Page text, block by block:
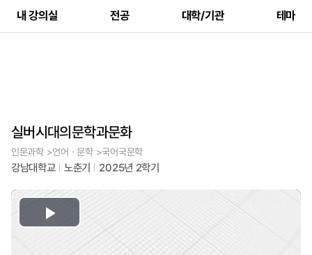
내 강의실 전공 대학/기관 테마
실버시대의문학과문화
인문과학 >언어ㆍ문학 >국어국문학
강남대학교 노춘기 2025년 2학기
Play